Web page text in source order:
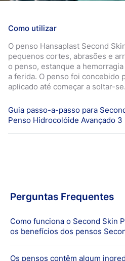
Como utilizar
O penso Hansaplast Second
pequenos cortes, abrasões e
o penso, estanque a
a ferida. O penso foi concebido
aplicado até começar a soltar-se.
Guia passo-a-passo para
Penso Hidrocolóide Avançado 3
Pressione firmemente o penso,
Retire a película de aplicação
Perguntas Frequentes
Como funciona o Second Skin
os benefícios dos pensos
Os pensos contêm algum